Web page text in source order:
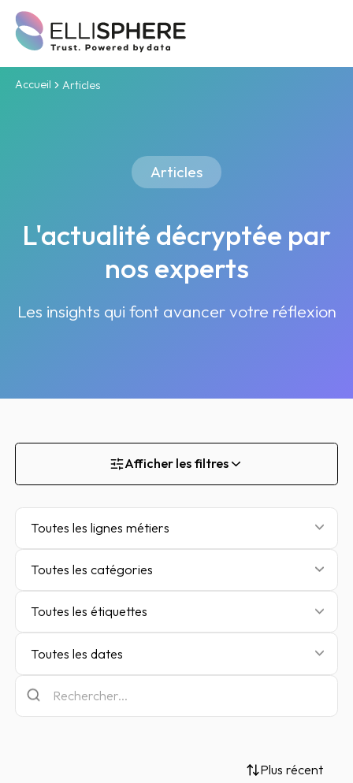
Accueil Articles
Articles
L'actualité décryptée par
nos experts
Les insights qui font avancer votre réflexion
Afficher les filtres
Toutes les lignes métiers
Toutes les catégories
Toutes les étiquettes
Toutes les dates
Plus récent